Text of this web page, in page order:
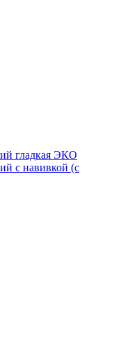
гладкая ЭКО
с навивкой (с